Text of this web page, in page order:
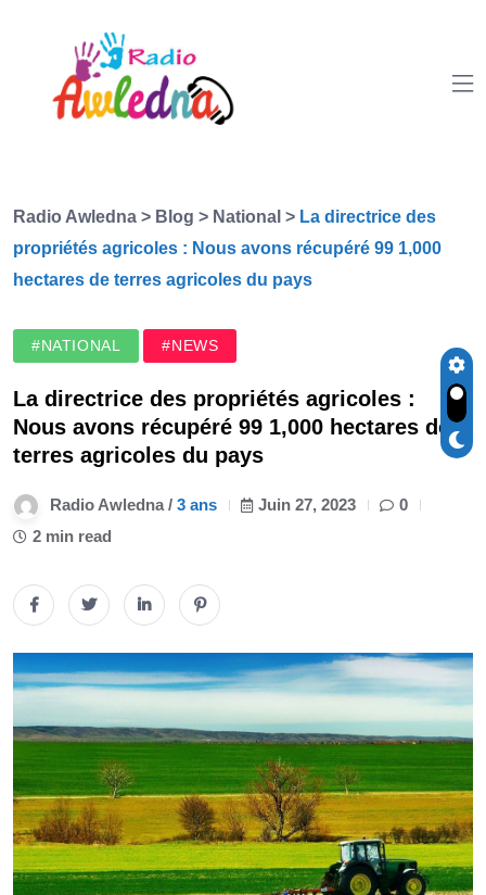
Radio Awledna > Blog > National > La directrice des
propriétés agricoles : Nous avons récupéré 99 1,000
hectares de terres agricoles du pays
#NATIONAL #NEWS
La directrice des propriétés agricoles :
Nous avons récupéré 99 1,000 hectares de
terres agricoles du pays
Radio Awledna / 3 ans Juin 27, 2023
0
2 min read